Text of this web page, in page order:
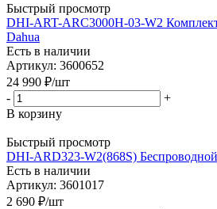
Быстрый просмотр
DHI-ART-ARC3000H-03-W2
Dahua
Есть в наличии
Артикул: 3600652
24 990 ₽/шт
-
+
В корзину
Быстрый просмотр
DHI-ARD323-W2(868S) Беспроводной
Есть в наличии
Артикул: 3601017
2 690 ₽/шт